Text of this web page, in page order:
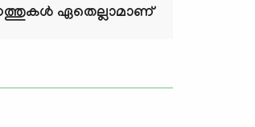
ഏതെല്ലാമാണ്